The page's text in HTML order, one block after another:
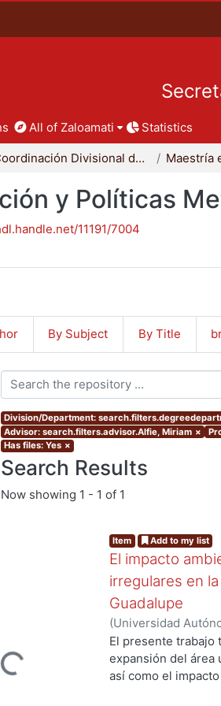
All of Zaloamati Statistics
Coordinación Divisional de Posgrado
y Políticas
11191/7004
By Subject By Title
Division/Department:
Advisor: search.filters.advisor.Alfie, Miriam ×
Has files: Yes ×
Search Results
Now showing 1 - 1 of 1
Item Add to my list
El impacto
irregulares en
Guadalupe
(Universidad
de Servicios de
El presente trabajo
expansión del área
así como el